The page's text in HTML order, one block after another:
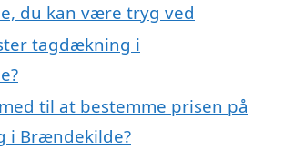
du kan være tryg ved
tagdækning i
til at bestemme prisen på
i Brændekilde?